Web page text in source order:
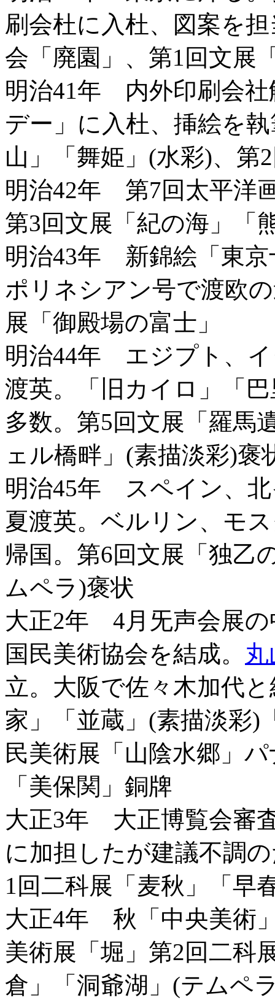
刷会杜に入杜、図案を
会「廃園」、第1回文展
明治41年 内外印刷会社
デー」に入杜、挿絵を
山」「舞姫」(水彩)、第
明治42年 第7回太平洋
第3回文展「紀の海」「
明治43年 新錦絵「東京
ポリネシアン号で渡欧
展「御殿場の富士」
明治44年 エジプト、
渡英。「旧カイロ」「
多数。第5回文展「羅馬
ェル橋畔」(素描淡彩)褒
明治45年 スペイン、
夏渡英。ベルリン、モ
帰国。第6回文展「独乙
ムペラ)褒状
大正2年 4月旡声会展の
国民美術協会を結成。
立。大阪で佐々木加代
家」「並蔵」(素描淡彩)
民美術展「山陰水郷」
「美保関」銅牌
大正3年 大正博覧会審
に加担したが建議不調
1回二科展「麦秋」「早
大正4年 秋「中央美術
美術展「堀」第2回二科
倉」「洞爺湖」(テムペ